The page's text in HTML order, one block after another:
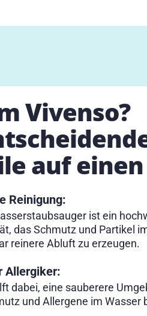
Vivenso?
auf
Reinigung:
ist ein
das Schmutz und Partikel
reinere Abluft zu erzeugen.
Allergiker:
dabei, eine sauberere
und Allergene im Wasser